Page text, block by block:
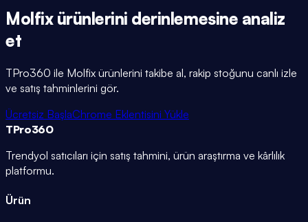
Molfixürünlerini derinlemesine analiz
et
TPro360 ile Molfix ürünlerini takibe al, rakip stoğunu canlı izle
ve satış tahminlerini gör.
Ücretsiz BaşlaChrome Eklentisini Yükle
TPro360
Trendyol satıcıları için satış tahmini, ürün araştırma ve kârlılık
platformu.
Ürün